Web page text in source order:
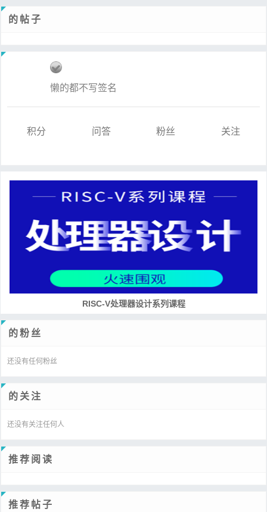
的帖子
懒的都不写签名
积分 问答 粉丝 关注
RISC-V处理器设计系列课程
的粉丝
还没有任何粉丝
的关注
还没有关注任何人
推荐阅读
推荐帖子